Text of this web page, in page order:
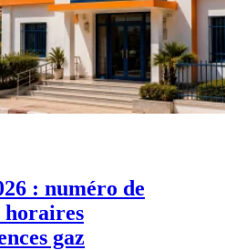
: numéro de
horaires
gaz